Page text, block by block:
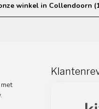
winkel in Collendoorn